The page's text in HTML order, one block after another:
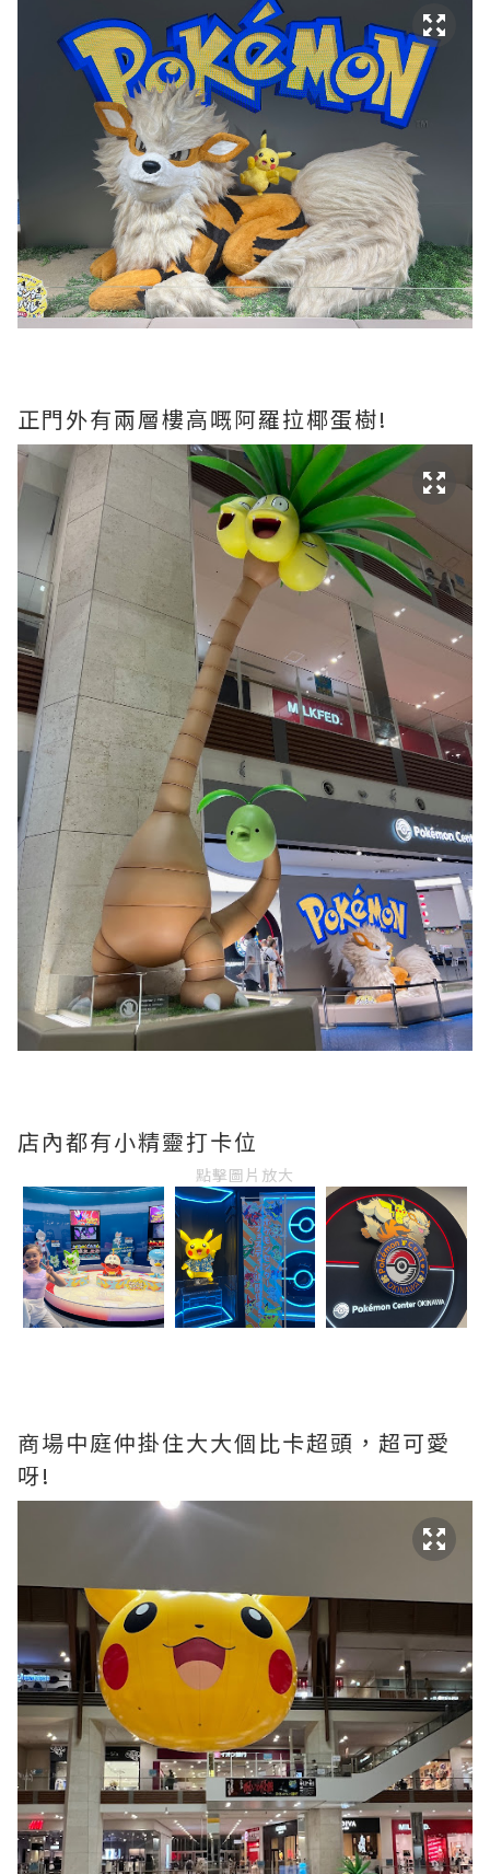
正門外有兩層樓高嘅阿羅拉椰蛋樹!
店內都有小精靈打卡位
點擊圖片放大
商場中庭仲掛住大大個比卡超頭，超可愛
呀!